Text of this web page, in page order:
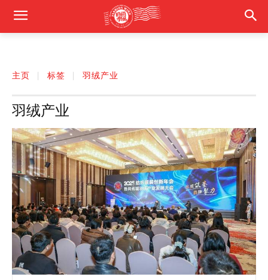
主页 标签 羽绒产业
羽绒产业